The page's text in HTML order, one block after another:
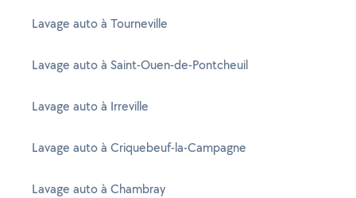
Lavage auto à Tourneville
Lavage auto à Saint-Ouen-de-Pontcheuil
Lavage auto à Irreville
Lavage auto à Criquebeuf-la-Campagne
Lavage auto à Chambray